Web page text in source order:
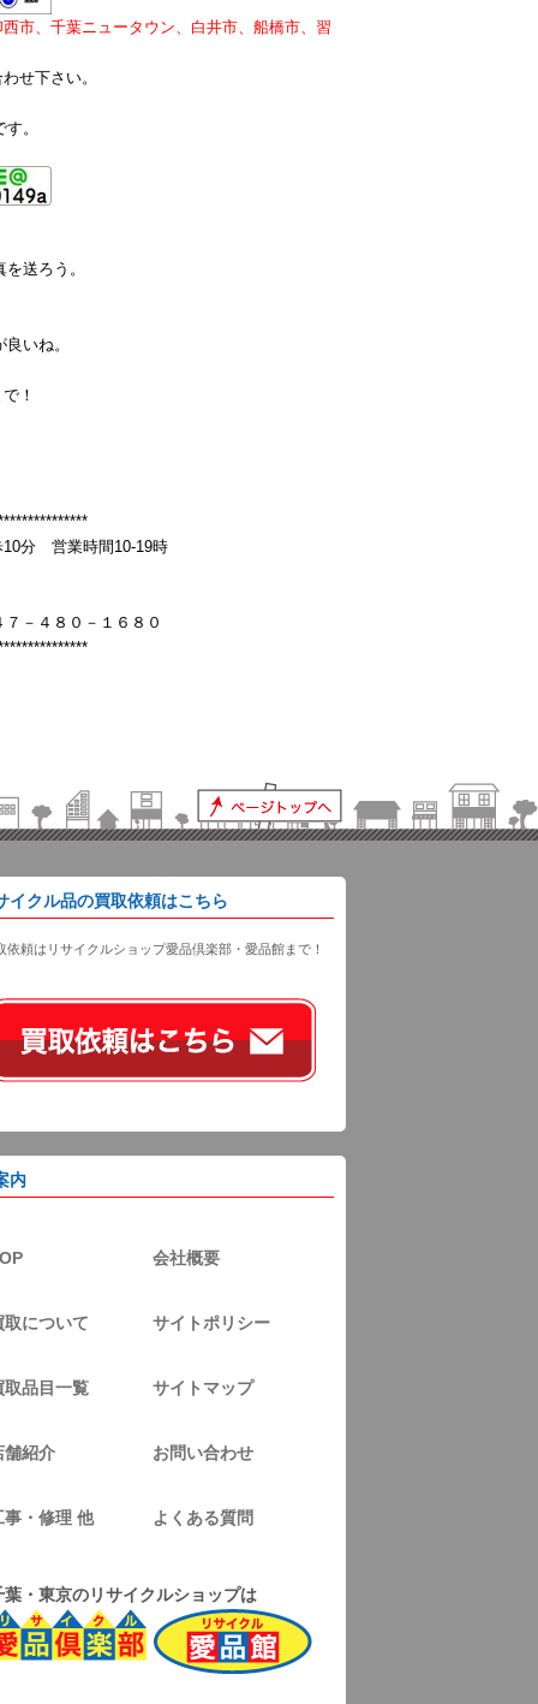
市、千葉ニュータウン、白井市、船橋市、習
せ下さい。
。
送ろう。
いね。
！
分 営業時間10-19時
－４８０－１６８０
イクル品の買取依頼はこちら
依頼はリサイクルショップ愛品倶楽部・愛品館まで！
内
会社概要
取について サイトポリシー
取品目一覧 サイトマップ
舗紹介 お問い合わせ
事・修理 他 よくある質問
葉・東京のリサイクルショップは